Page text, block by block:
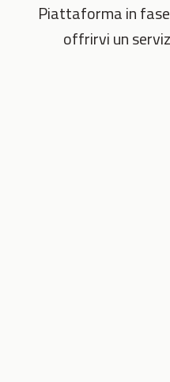
Piattaforma in
offrirvi un